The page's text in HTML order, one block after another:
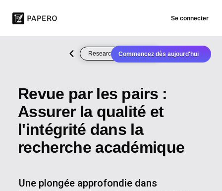
Se connecter
Commencez dès aujourd'hui
Research Methodology
Revue par les pairs :
Assurer la qualité et
l'intégrité dans la
recherche académique
Une plongée approfondie dans